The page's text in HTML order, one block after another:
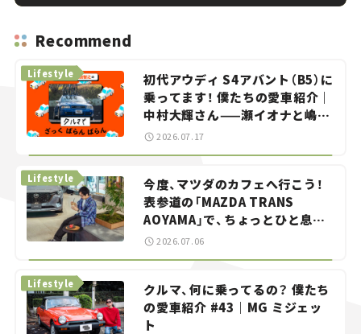
Recommend
初代アウディ S4アバント（B5）に
乗ってます！ 僕たちの愛車紹介｜
中村大輝さん——瀬イオナと嶋田
智之の「クルマでざっくばらんば
Lifestyle
2026.07.17
今度、マツダのカフェへ行こう！
表参道の「MAZDA TRANS
AOYAMA」で、ちょっとひと息。
——連載｜CCGとクルマでどうす
る？＜第13回＞
Lifestyle
2026.07.06
クルマ、何に乗ってるの？ 僕たち
の愛車紹介 #43｜MG ミジェッ
ト
Lifestyle